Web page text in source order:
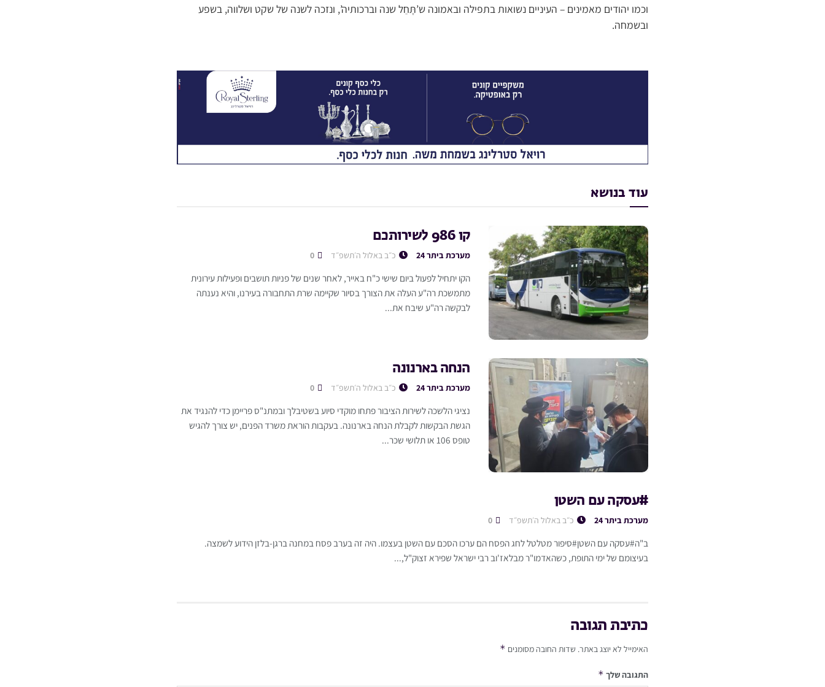
וכמו יהודים מאמינים – העיניים נשואות בתפילה ובאמונה ש’תָּחֵל שנה וברכותיה’, ונזכה לשנה של שקט ושלווה, בשפע
ובשמחה.
עוד בנושא
קו 986 לשירותכם
מערכת ביתר 24 כ״ב באלול ה׳תשפ״ד
הקו יתחיל לפעול ביום שישי כ"ח באייר, לאחר שנים של פניות תושבים ופעילות עירונית
מתמשכת רה"ע העלה את הצורך בסיור שקיימה שרת התחבורה בעירנו, והיא נענתה
לבקשה רה"ע שיבח את...
הנחה בארנונה
מערכת ביתר 24 כ״ב באלול ה׳תשפ״ד
נציגי הלשכה לשירות הציבור פתחו מוקדי סיוע בשטיבלך ובמתנ"ס פריימן כדי להנגיד את
הגשת הבקשות לקבלת הנחה בארנונה. בעקבות הוראת משרד הפנים, יש צורך להגיש
טופס 106 או תלושי שכר...
#עסקה עם השטן
מערכת ביתר 24 כ״ב באלול ה׳תשפ״ד
ב"ה#עסקה עם השטן#סיפור מטלטל לחג הפסח הם ערכו הסכם עם השטן בעצמו. היה זה בערב פסח במחנה ברגן-בלזן הידוע לשמצה.
בעיצומם של ימי התופת, כשהאדמו"ר מבלאז'וב רבי ישראל שפירא זצוק"ל,...
כתיבת תגובה
האימייל לא יוצג באתר. שדות החובה מסומנים *
התגובה שלך *